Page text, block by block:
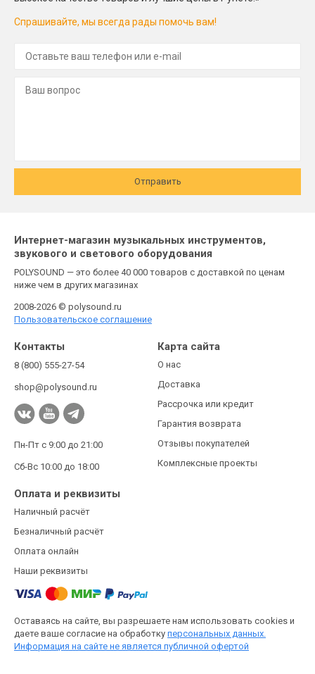
Спрашивайте, мы всегда рады помочь вам!
Отправить
Интернет-магазин музыкальных инструментов,
звукового и светового оборудования
POLYSOUND — это более 40 000 товаров с доставкой по ценам
ниже чем в других магазинах
2008-2026 © polysound.ru
Пользовательское соглашение
Контакты
8 (800) 555-27-54
shop@polysound.ru
Пн-Пт с 9:00 до 21:00
Сб-Вс 10:00 до 18:00
Карта сайта
О нас
Доставка
Рассрочка или кредит
Гарантия возврата
Отзывы покупателей
Комплексные проекты
Оплата и реквизиты
Наличный расчёт
Безналичный расчёт
Оплата онлайн
Наши реквизиты
Оставаясь на сайте, вы разрешаете нам использовать cookies и
даете ваше согласие на обработку персональных данных.
Информация на сайте не является публичной офертой